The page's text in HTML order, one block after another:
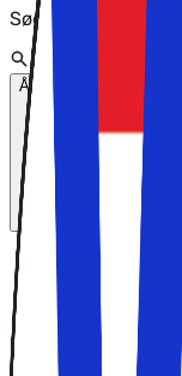
Søg
Åbn hovedmenuen
Rejsetemaer